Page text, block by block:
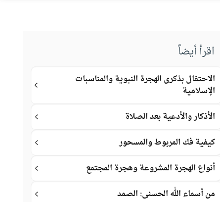
اقرأ أيضاً
الاحتفال بذكرى الهجرة النبوية والمناسبات
الإسلامية
الأذكار والأدعية بعد الصلاة
كيفية فك المربوط والمسحور
أنواع الهجرة المشروعة وهجرة المجتمع
من أسماء الله الحسنى: الصمد